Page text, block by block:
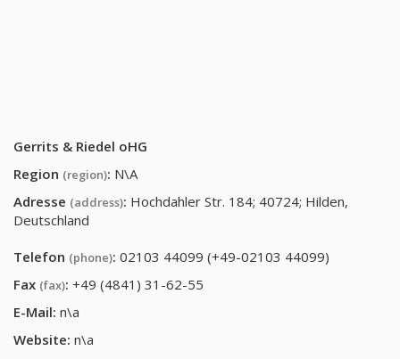
Gerrits & Riedel oHG
Region (region): N\A
Adresse (address): Hochdahler Str. 184; 40724; Hilden,
Deutschland
Telefon (phone): 02103 44099 (+49-02103 44099)
Fax (fax): +49 (4841) 31-62-55
E-Mail: n\a
Website: n\a